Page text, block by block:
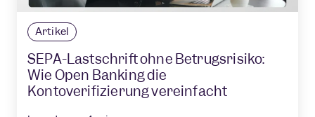
Artikel
SEPA-Lastschrift ohne Betrugsrisiko:
Wie Open Banking die
Kontoverifizierung vereinfacht